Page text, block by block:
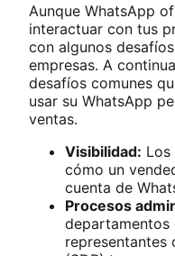
Aunque WhatsApp
interactuar con tus
con algunos
empresas. A
desafíos comunes
usar su WhatsApp
ventas.
Visibilidad: Los
cómo un
cuenta de
Procesos
departamentos
representantes